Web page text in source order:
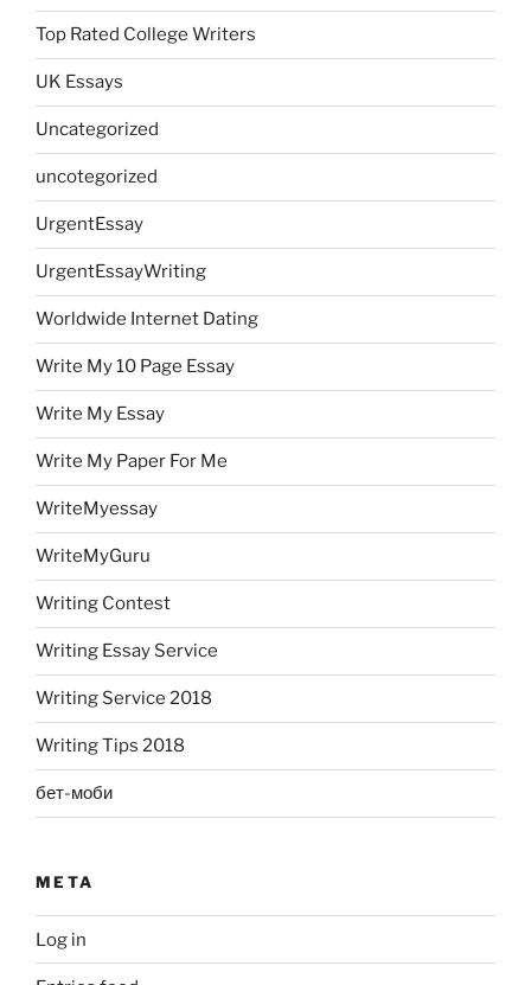
Top Rated College Writers
UK Essays
Uncategorized
uncotegorized
UrgentEssay
UrgentEssayWriting
Worldwide Internet Dating
Write My 10 Page Essay
Write My Essay
Write My Paper For Me
WriteMyessay
WriteMyGuru
Writing Contest
Writing Essay Service
Writing Service 2018
Writing Tips 2018
бет-моби
META
Log in